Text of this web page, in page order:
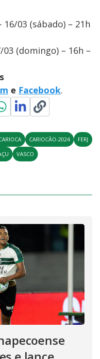
16/03 (sábado) – 21h
03 (domingo) – 16h –
e Facebook.
CARIOCÃO-2024
FERJ
VASCO